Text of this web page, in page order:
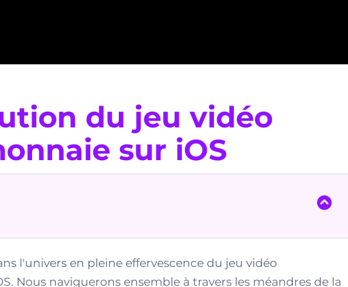
du jeu vidéo
sur iOS
l'univers en pleine effervescence du jeu vidéo
Nous naviguerons ensemble à travers les méandres de la